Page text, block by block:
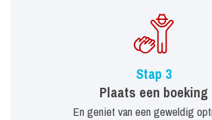
Stap 3
Plaats een boeking
En geniet van een geweldig